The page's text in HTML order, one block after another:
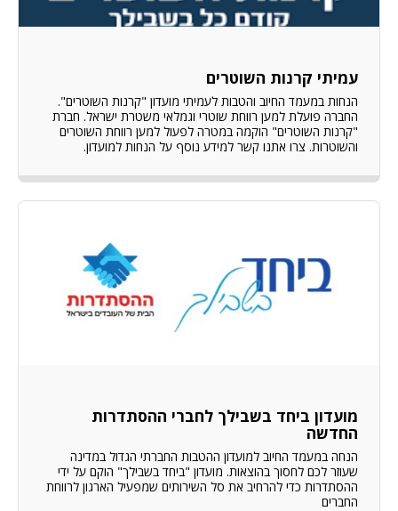
עמיתי קרנות השוטרים
הנחות במעמד החיוב והטבות לעמיתי מועדון "קרנות השוטרים".
החברה פועלת למען רווחת שוטרי וגמלאי משטרת ישראל. חברת
"קרנות השוטרים" הוקמה במטרה לפעול למען רווחת השוטרים
והשוטרות. צרו אתנו קשר למידע נוסף על הנחות למועדון.
מועדון ביחד בשבילך לחברי ההסתדרות
החדשה
הנחה במעמד החיוב למועדון ההטבות החברתי הגדול במדינה
שעוזר לכם לחסוך בהוצאות. מועדון "ביחד בשבילך" הוקם על ידי
ההסתדרות כדי להרחיב את סל השירותים שמפעיל הארגון לרווחת
החברים